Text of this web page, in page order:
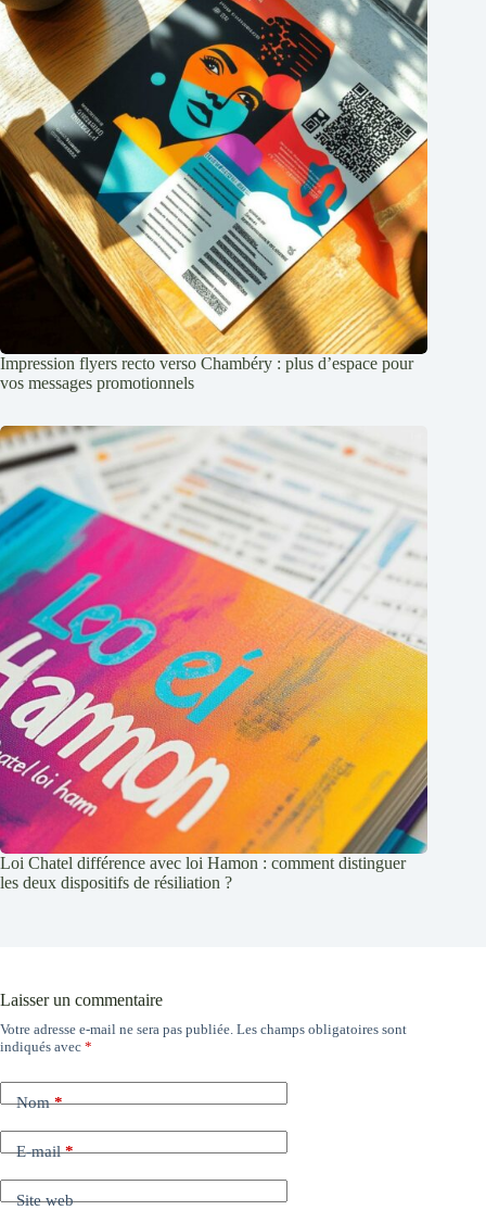
Impression flyers recto verso Chambéry : plus d’espace pour
vos messages promotionnels
Loi Chatel différence avec loi Hamon : comment distinguer
les deux dispositifs de résiliation ?
Laisser un commentaire
Votre adresse e-mail ne sera pas publiée. Les champs obligatoires sont
indiqués avec *
Nom*
E-mail*
Site web